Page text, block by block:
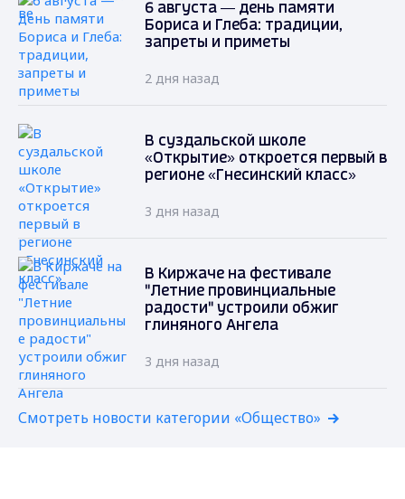
6 августа — день памяти
Бориса и Глеба: традиции,
запреты и приметы
2 дня назад
В суздальской школе
«Открытие» откроется первый в
регионе «Гнесинский класс»
3 дня назад
В Киржаче на фестивале
"Летние провинциальные
радости" устроили обжиг
глиняного Ангела
3 дня назад
Смотреть новости категории «Общество»